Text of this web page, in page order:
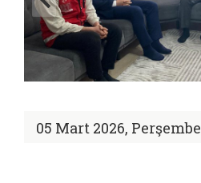
05 Mart 2026, Perşembe